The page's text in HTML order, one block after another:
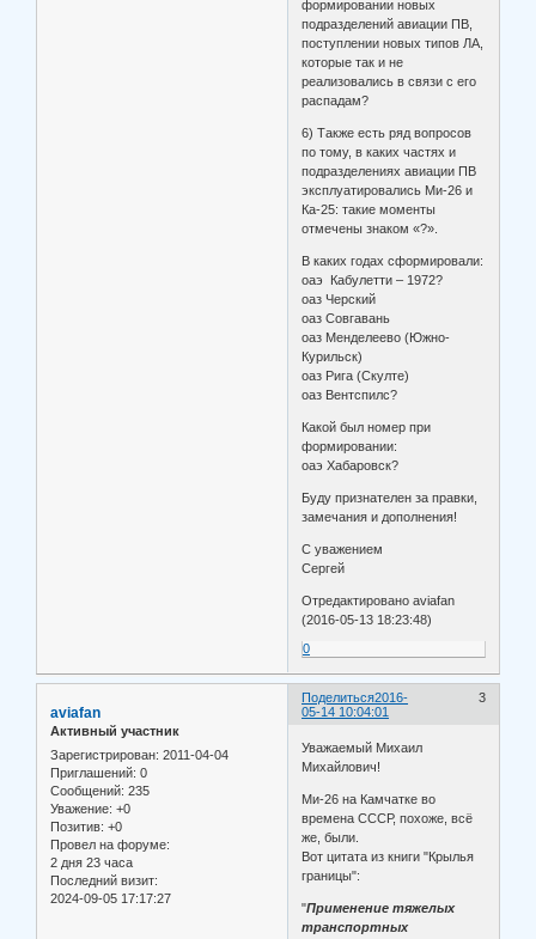
формировании новых
подразделений авиации ПВ,
поступлении новых типов ЛА,
которые так и не
реализовались в связи с его
распадам?
6) Также есть ряд вопросов
по тому, в каких частях и
подразделениях авиации ПВ
эксплуатировались Ми-26 и
Ка-25: такие моменты
отмечены знаком «?».
В каких годах сформировали:
оаэ Кабулетти – 1972?
оаз Черский
оаз Совгавань
оаз Менделеево (Южно-
Курильск)
оаз Рига (Скулте)
оаз Вентспилс?
Какой был номер при
формировании:
оаэ Хабаровск?
Буду признателен за правки,
замечания и дополнения!
С уважением
Сергей
Отредактировано aviafan
(2016-05-13 18:23:48)
0
Поделиться 3
2016-
05-14 10:04:01
aviafan
Активный участник
Зарегистрирован: 2011-04-04
Приглашений: 0
Сообщений: 235
Уважение: +0
Позитив: +0
Провел на форуме:
2 дня 23 часа
Последний визит:
2024-09-05 17:17:27
Уважаемый Михаил
Михайлович!
Ми-26 на Камчатке во
времена СССР, похоже, всё
же, были.
Вот цитата из книги "Крылья
границы":
"Применение тяжелых
транспортных